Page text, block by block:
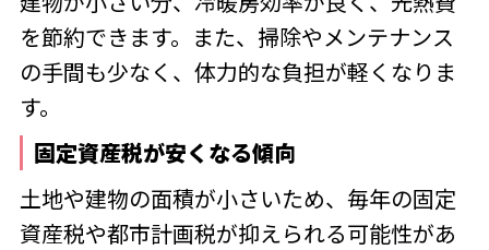
を節約できます。また、掃除やメンテナンス
の手間も少なく、体力的な負担が軽くなりま
す。
固定資産税が安くなる傾向
土地や建物の面積が小さいため、毎年の固定
資産税や都市計画税が抑えられる可能性があ